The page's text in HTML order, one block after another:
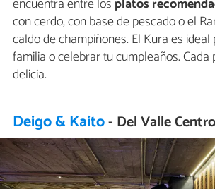
con cerdo, con base de pescado o el
caldo de champiñones. El Kura es
familia o celebrar tu cumpleaños. Cada
delicia.
Deigo & Kaito- Del Valle Centro